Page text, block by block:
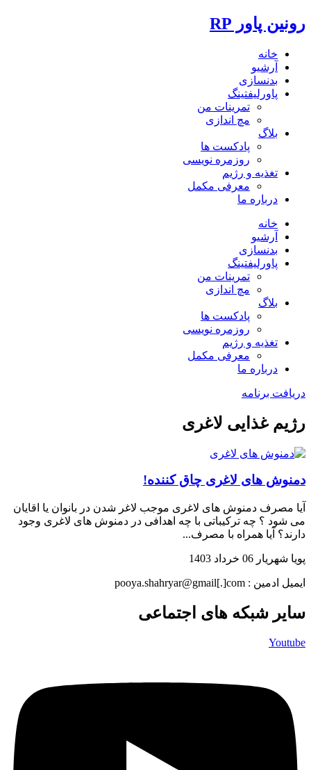
رونین پاور RP
خانه
آرشیو
بدنسازی
پاورلیفتینگ
تمرینات من
مچ اندازی
بلاگ
پادکست ها
روزمره نویسی
تغذیه و رژیم
معرفی مکمل
درباره ما
خانه
آرشیو
بدنسازی
پاورلیفتینگ
تمرینات من
مچ اندازی
بلاگ
پادکست ها
روزمره نویسی
تغذیه و رژیم
معرفی مکمل
درباره ما
دریافت برنامه
رژیم غذایی لاغری
دمنوش های لاغری چاق کننده!
آیا مصرف دمنوش های لاغری موجب لاغر شدن در بانوان یا اقایان
می شود ؟ چه ترکیباتی با چه اهدافی در دمنوش های لاغری وجود
دارند؟ آیا همراه با مصرف...
پویا شهریار 06 خرداد 1403
ایمیل ادمین : pooya.shahryar@gmail[.]com
سایر شبکه های اجتماعی
Youtube